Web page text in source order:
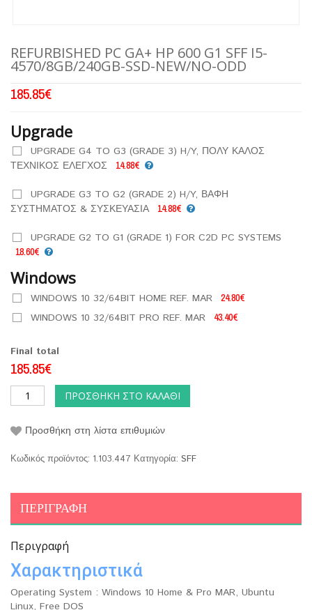
REFURBISHED PC GA+ HP 600 G1 SFF I5-
4570/8GB/240GB-SSD-NEW/NO-ODD
185.85€
Upgrade
UPGRADE G4 TO G3 (GRADE 3) H/Y, ΠΟΛΥ ΚΑΛΟΣ
ΤΕΧΝΙΚΟΣ ΕΛΕΓΧΟΣ
14.88€
UPGRADE G3 TO G2 (GRADE 2) H/Y, ΒΑΦΗ
ΣΥΣΤΗΜΑΤΟΣ & ΣΥΣΚΕΥΑΣΙΑ
14.88€
UPGRADE G2 TO G1 (GRADE 1) FOR C2D PC SYSTEMS
18.60€
Windows
WINDOWS 10 32/64BIT HOME REF. MAR 24.80€
WINDOWS 10 32/64BIT PRO REF. MAR 43.40€
Final total
185.85€
ΠΡΟΣΘΉΚΗ ΣΤΟ ΚΑΛΆΘΙ
Προσθήκη στη λίστα επιθυμιών
Κωδικός προϊόντος: 1.103.447 Κατηγορία: SFF
ΠΕΡΙΓΡΑΦΉ
Περιγραφή
Χαρακτηριστικά
Operating System : Windows 10 Home & Pro MAR, Ubuntu
Linux, Free DOS